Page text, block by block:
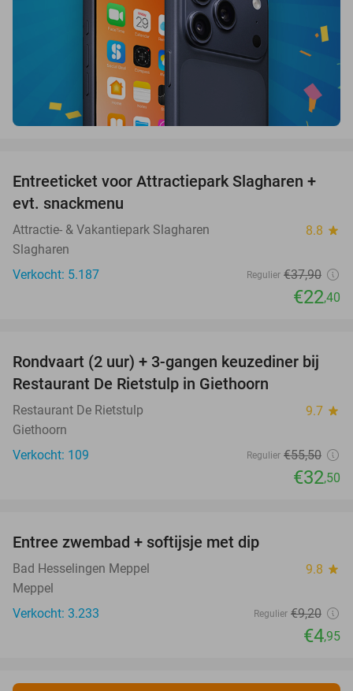
41%
Entreeticket voor Attractiepark Slagharen +
evt. snackmenu
Attractie- & Vakantiepark Slagharen 8.8 star
Slagharen
Verkocht: 5.187
Regulier €37,90
€22,40
41%
Rondvaart (2 uur) + 3-gangen keuzediner bij
Restaurant De Rietstulp in Giethoorn
Restaurant De Rietstulp 9.7 star
Giethoorn
Verkocht: 109
Regulier €55,50
€32,50
Entree zwembad + softijsje met dip
Bad Hesselingen Meppel 9.8 star
Meppel
Verkocht: 3.233
Regulier €9,20
€4,95